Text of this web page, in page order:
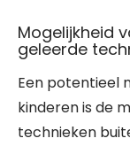
Mogelijkheid
geleerde
Een potentieel
kinderen is de
technieken